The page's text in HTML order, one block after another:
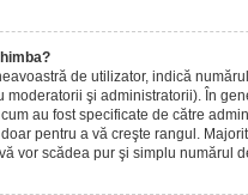
de utilizator, indică
şi administratorii). În
au fost specificate de către
pentru a vă creşte rangul.
vor scădea pur şi simplu numărul